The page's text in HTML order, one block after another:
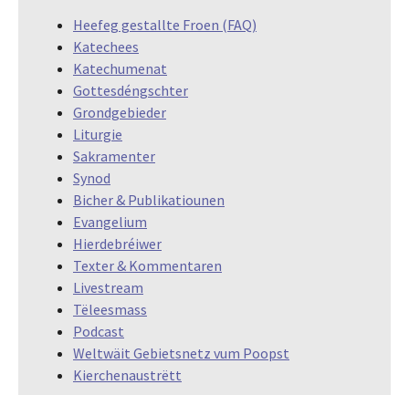
Heefeg gestallte Froen (FAQ)
Katechees
Katechumenat
Gottesdéngschter
Grondgebieder
Liturgie
Sakramenter
Synod
Bicher & Publikatiounen
Evangelium
Hierdebréiwer
Texter & Kommentaren
Livestream
Tëleesmass
Podcast
Weltwäit Gebietsnetz vum Poopst
Kierchenaustrëtt